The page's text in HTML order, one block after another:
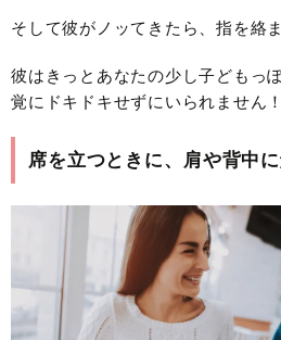
そして彼がノッてきたら、指を絡
彼はきっとあなたの少し子どもっ
覚にドキドキせずにいられません！
席を立つときに、肩や背中